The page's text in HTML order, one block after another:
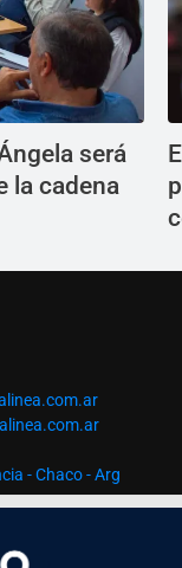
será
la cadena
- Chaco - Arg
©